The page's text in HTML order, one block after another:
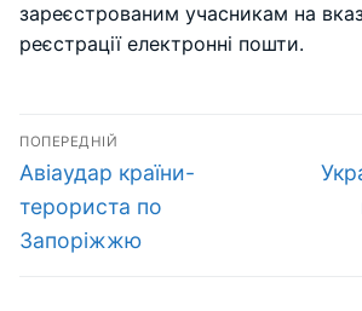
зареєстрованим учасникам на
реєстрації електронні пошти.
Навігація
записів
ПОПЕРЕДНІЙ
Попередній
запис:
Авіаудар країни-
терориста по
Запоріжжю